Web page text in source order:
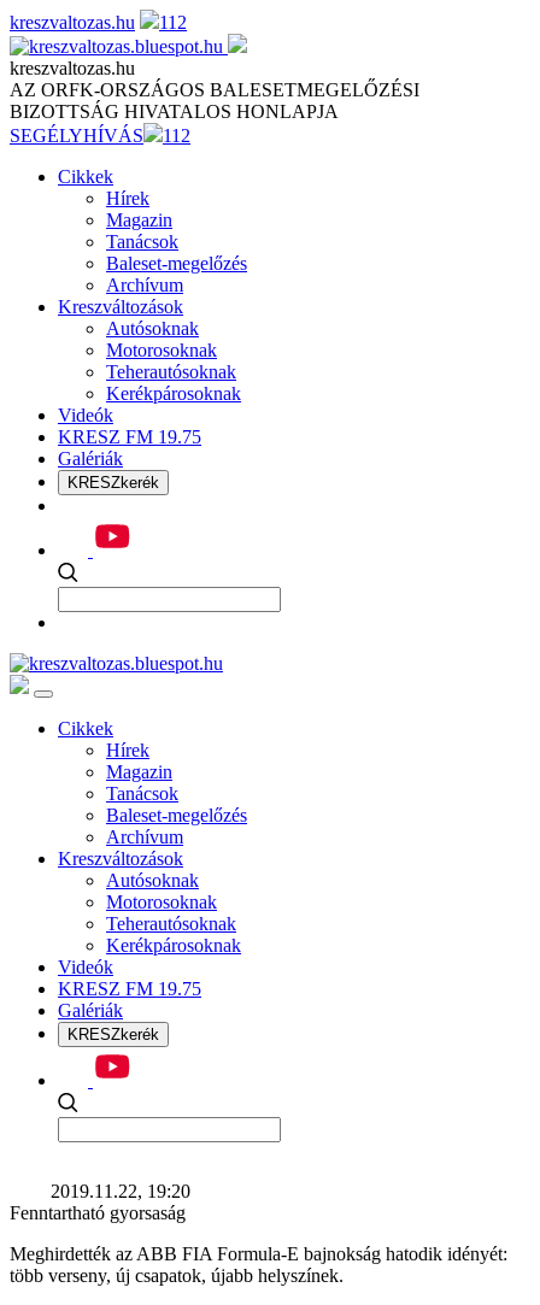
Skip
to
content
kreszvaltozas.hu 112
kreszvaltozas.hu
AZ ORFK-ORSZÁGOS BALESETMEGELŐZÉSI
BIZOTTSÁG HIVATALOS HONLAPJA
SEGÉLYHÍVÁS
112
Cikkek
Hírek
Magazin
Tanácsok
Baleset-megelőzés
Archívum
Kreszváltozások
Autósoknak
Motorosoknak
Teherautósoknak
Kerékpárosoknak
Videók
KRESZ FM 19.75
Galériák
KRESZkerék
Cikkek
Hírek
Magazin
Tanácsok
Baleset-megelőzés
Archívum
Kreszváltozások
Autósoknak
Motorosoknak
Teherautósoknak
Kerékpárosoknak
Videók
KRESZ FM 19.75
Galériák
KRESZkerék
2019.11.22, 19:20
Fenntartható gyorsaság
Meghirdették az ABB FIA Formula-E bajnokság hatodik idényét:
több verseny, új csapatok, újabb helyszínek.